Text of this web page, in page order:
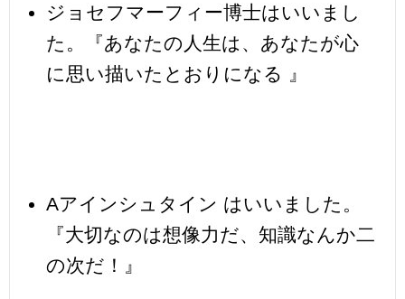
ジョセフマーフィー博士はいいまし
た。『あなたの人生は、あなたが心
に思い描いたとおりになる 』
Aアインシュタイン はいいました。
『大切なのは想像力だ、知識なんか二
の次だ！』